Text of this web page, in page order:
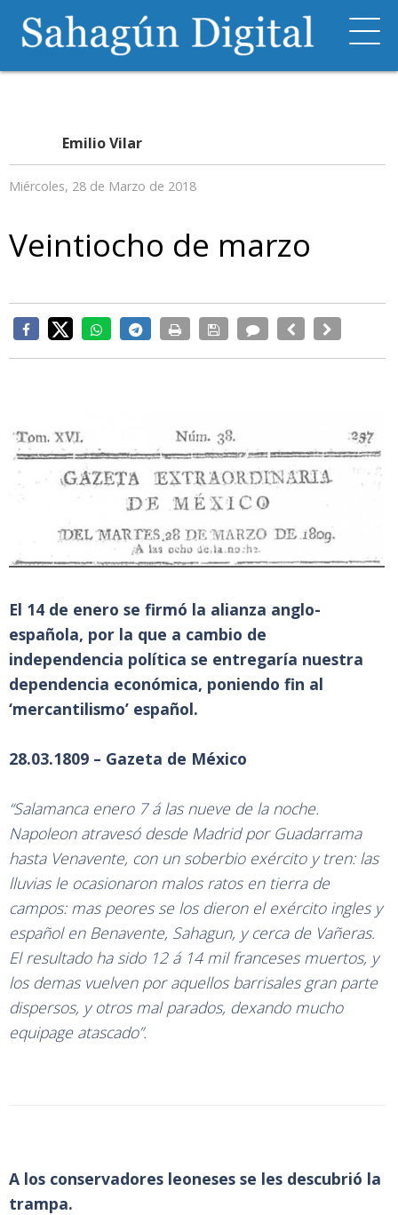
Emilio Vilar
Miércoles, 28 de Marzo de 2018
Veintiocho de marzo
El 14 de enero se firmó la alianza anglo-
española, por la que a cambio de
independencia política se entregaría nuestra
dependencia económica, poniendo fin al
‘mercantilismo’ español.
28.03.1809 – Gazeta de México
“Salamanca enero 7 á las nueve de la noche.
Napoleon atravesó desde Madrid por Guadarrama
hasta Venavente, con un soberbio exército y tren: las
lluvias le ocasionaron malos ratos en tierra de
campos: mas peores se los dieron el exército ingles y
español en Benavente, Sahagun, y cerca de Vañeras.
El resultado ha sido 12 á 14 mil franceses muertos, y
los demas vuelven por aquellos barrisales gran parte
dispersos, y otros mal parados, dexando mucho
equipage atascado”.
A los conservadores leoneses se les descubrió la
trampa.